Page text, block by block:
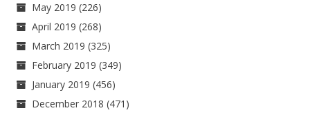
May 2019 (226)
April 2019 (268)
March 2019 (325)
February 2019 (349)
January 2019 (456)
December 2018 (471)